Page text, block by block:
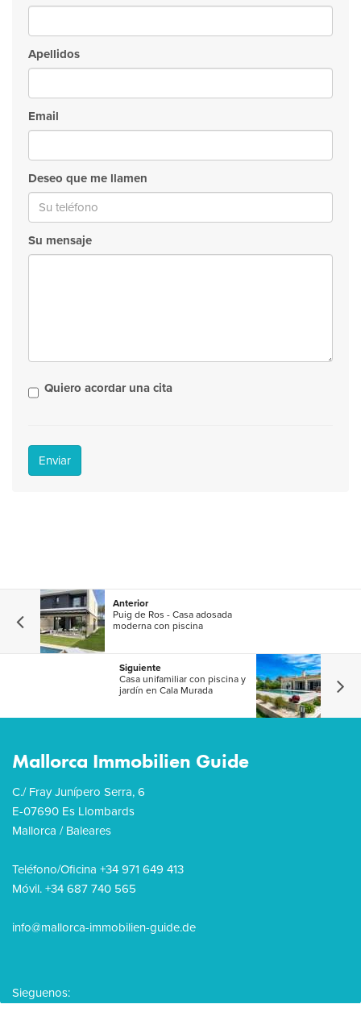
Apellidos
Email
Deseo que me llamen
Su mensaje
Quiero acordar una cita
Enviar
Anterior
Puig de Ros - Casa adosada
moderna con piscina
Siguiente
Casa unifamiliar con piscina y
jardín en Cala Murada
Mallorca Immobilien Guide
C./ Fray Junípero Serra, 6
E-07690 Es Llombards
Mallorca / Baleares
Teléfono/Oficina +34 971 649 413
Móvil. +34 687 740 565
info@mallorca-immobilien-guide.de
Sieguenos: